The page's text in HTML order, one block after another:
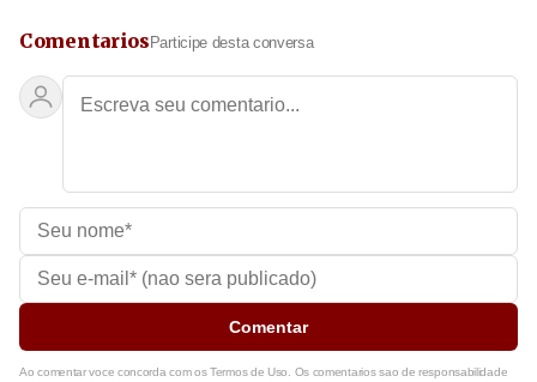
Comentarios Participe desta conversa
Comentar
Ao comentar voce concorda com os Termos de Uso. Os comentarios sao de responsabilidade